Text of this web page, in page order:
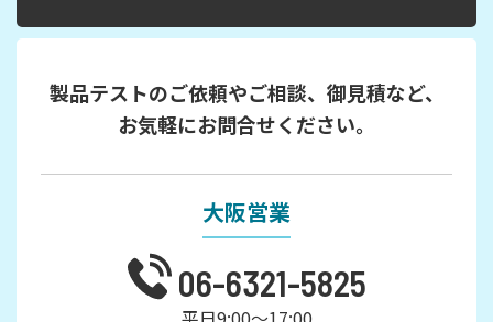
製品テストのご依頼やご相談、御見積など、
お気軽にお問合せください。
大阪営業
06-6321-5825